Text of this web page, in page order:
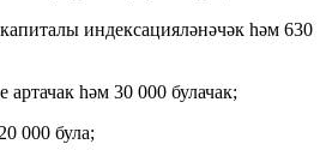
индексацияләнәчәк һәм 630
һәм 30 000 булачак;
000 була;